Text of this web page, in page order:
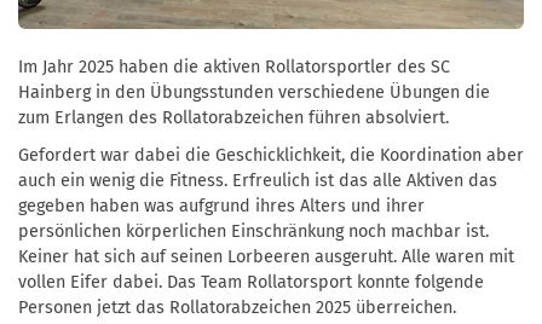
Im Jahr 2025 haben die aktiven Rollatorsportler des SC
Hainberg in den Übungsstunden verschiedene Übungen die
zum Erlangen des Rollatorabzeichen führen absolviert.
Gefordert war dabei die Geschicklichkeit, die Koordination aber
auch ein wenig die Fitness. Erfreulich ist das alle Aktiven das
gegeben haben was aufgrund ihres Alters und ihrer
persönlichen körperlichen Einschränkung noch machbar ist.
Keiner hat sich auf seinen Lorbeeren ausgeruht. Alle waren mit
vollen Eifer dabei. Das Team Rollatorsport konnte folgende
Personen jetzt das Rollatorabzeichen 2025 überreichen.